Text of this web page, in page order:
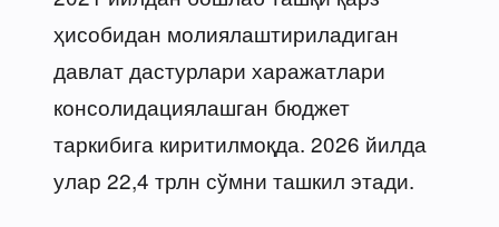
ҳисобидан молиялаштириладиган
давлат дастурлари харажатлари
консолидациялашган бюджет
таркибига киритилмоқда. 2026 йилда
улар 22,4 трлн сўмни ташкил этади.